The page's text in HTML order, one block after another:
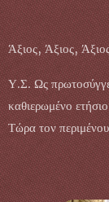
Άξιος, Άξιος,
Υ.Σ. Ως
καθιερωμένο
Τώρα τον